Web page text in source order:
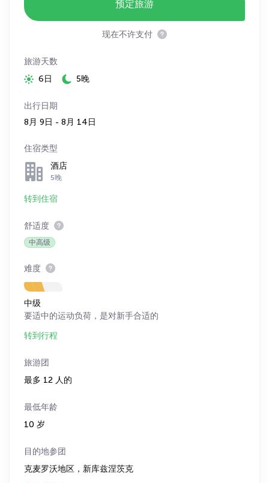
预定旅游
现在不许支付
旅游天数
6日
5晚
出行日期
8月 9日 - 8月 14日
住宿类型
酒店
5晚
转到住宿
舒适度
中高级
难度
中级
要适中的运动负荷，是对新手合适的
转到行程
旅游团
最多 12 人的
最低年龄
10 岁
目的地参团
克麦罗沃地区，新库兹涅茨克